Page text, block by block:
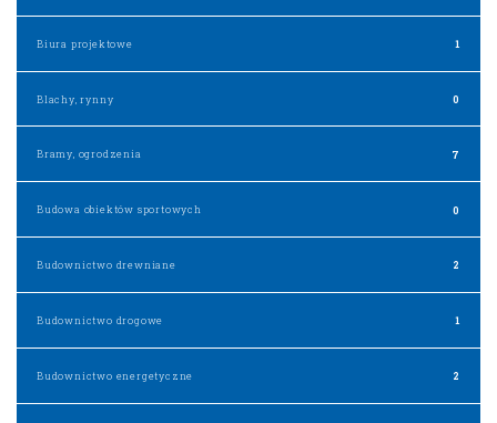
Biura projektowe 1
Blachy, rynny 0
Bramy, ogrodzenia 7
Budowa obiektów sportowych 0
Budownictwo drewniane 2
Budownictwo drogowe 1
Budownictwo energetyczne 2